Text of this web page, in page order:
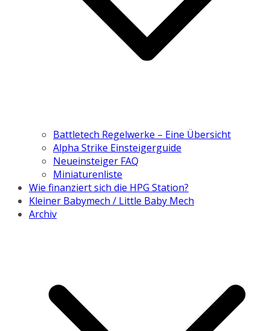
Battletech Regelwerke – Eine Übersicht
Alpha Strike Einsteigerguide
Neueinsteiger FAQ
Miniaturenliste
Wie finanziert sich die HPG Station?
Kleiner Babymech / Little Baby Mech
Archiv